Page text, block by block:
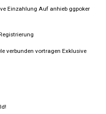
Einzahlung Auf anhieb ggpoker
verbunden vortragen Exklusive